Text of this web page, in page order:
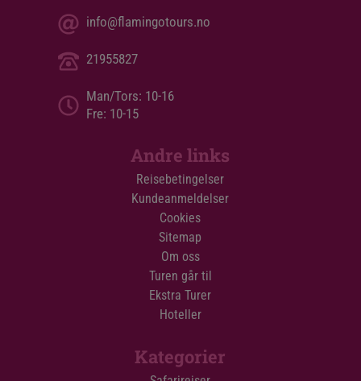
info@flamingotours.no
21955827
Man/Tors: 10-16
Fre: 10-15
Andre links
Reisebetingelser
Kundeanmeldelser
Cookies
Sitemap
Om oss
Turen går til
Ekstra Turer
Hoteller
Kategorier